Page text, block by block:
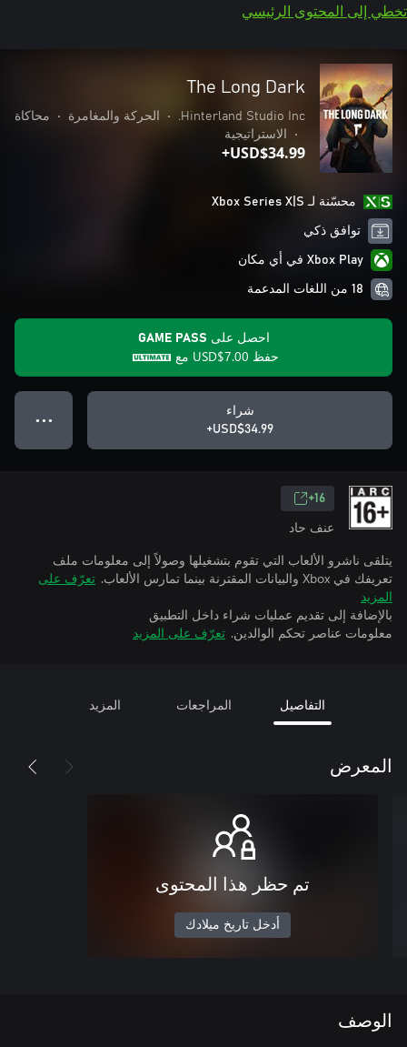
تخطي إلى المحتوى الرئيسي
The Long Dark
Hinterland Studio Inc.
• الحركة والمغامرة •
محاكاة
•
الاستراتيجية
USD$34.99+
محسّنة لـ Xbox Series X|S
توافق ذكي
Xbox Play في أي مكان
18 من اللغات المدعمة
احصل على GAME PASS
حفظ USD$7.00 مع
شراء
USD$34.99+
● ● ●
16+
عنف حاد
يتلقى ناشرو الألعاب التي تقوم بتشغيلها وصولاً إلى معلومات ملف
تعريفك في Xbox والبيانات المقترنة بينما تمارس الألعاب.
تعرّف على
المزيد
بالإضافة إلى تقديم عمليات شراء داخل التطبيق
معلومات عناصر تحكم الوالدين. تعرّف على المزيد
التفاصيل المراجعات المزيد
المعرض
تم حظر هذا المحتوى
أدخل تاريخ ميلادك
الوصف